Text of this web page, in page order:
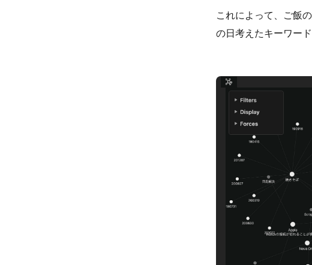
これによって、ご飯
の日考えたキーワー